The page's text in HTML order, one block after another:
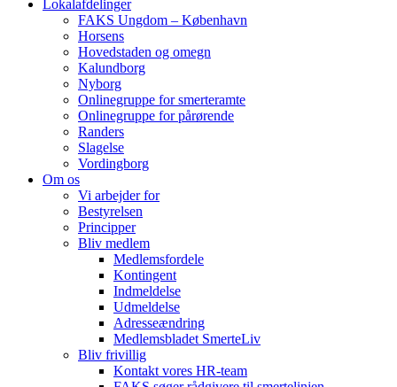
Lokalafdelinger
FAKS Ungdom – København
Horsens
Hovedstaden og omegn
Kalundborg
Nyborg
Onlinegruppe for smerteramte
Onlinegruppe for pårørende
Randers
Slagelse
Vordingborg
Om os
Vi arbejder for
Bestyrelsen
Principper
Bliv medlem
Medlemsfordele
Kontingent
Indmeldelse
Udmeldelse
Adresseændring
Medlemsbladet SmerteLiv
Bliv frivillig
Kontakt vores HR-team